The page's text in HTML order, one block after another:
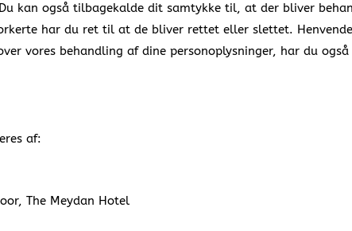
kan også tilbagekalde dit samtykke til, at der bliver
har du ret til at de bliver rettet eller slettet.
vores behandling af dine personoplysninger, har du
af:
The Meydan Hotel